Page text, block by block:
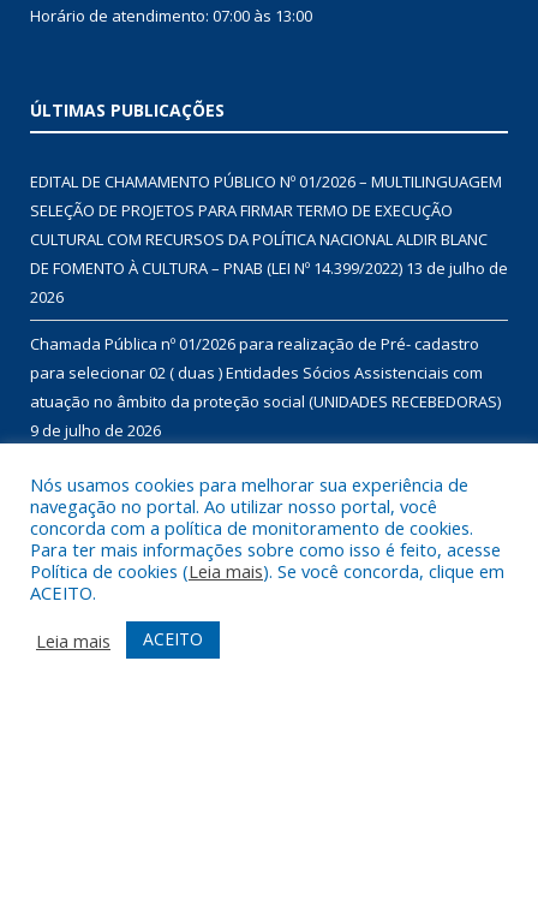
Horário de atendimento: 07:00 às 13:00
ÚLTIMAS PUBLICAÇÕES
EDITAL DE CHAMAMENTO PÚBLICO Nº 01/2026 – MULTILINGUAGEM
SELEÇÃO DE PROJETOS PARA FIRMAR TERMO DE EXECUÇÃO
CULTURAL COM RECURSOS DA POLÍTICA NACIONAL ALDIR BLANC
DE FOMENTO À CULTURA – PNAB (LEI Nº 14.399/2022) 13 de julho de
2026
Chamada Pública nº 01/2026 para realização de Pré- cadastro
para selecionar 02 ( duas ) Entidades Sócios Assistenciais com
atuação no âmbito da proteção social (UNIDADES RECEBEDORAS)
9 de julho de 2026
Chamada Pública nº 01/2026 para aquisição de gêneros
alimentícios da agricultura familiar, com dispensa de licitação, no
âmbito do Programa de Aquisição de Alimentos – modalidade
compra com doação simultânea – para doação às instituições
que assistam famílias em situação de desproteção social e
insegurança alimentar, conforme disposto no Termo de Adesão
nº 01460/2022.
9 de julho de 2026
Nós usamos cookies para melhorar sua experiência de
navegação no portal. Ao utilizar nosso portal, você
concorda com a política de monitoramento de cookies.
Para ter mais informações sobre como isso é feito, acesse
Política de cookies (Leia mais). Se você concorda, clique em
ACEITO.
Leia mais
ACEITO